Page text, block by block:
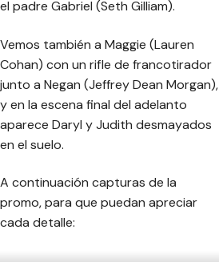
el padre Gabriel (Seth Gilliam).
Vemos también a Maggie (Lauren
Cohan) con un rifle de francotirador
junto a Negan (Jeffrey Dean Morgan),
y en la escena final del adelanto
aparece Daryl y Judith desmayados
en el suelo.
A continuación capturas de la
promo, para que puedan apreciar
cada detalle: